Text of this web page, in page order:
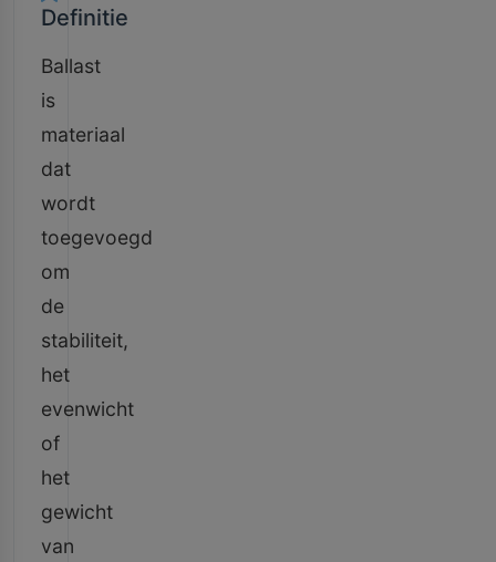
Definitie
Ballast
is
materiaal
dat
wordt
toegevoegd
om
de
stabiliteit,
het
evenwicht
of
het
gewicht
van